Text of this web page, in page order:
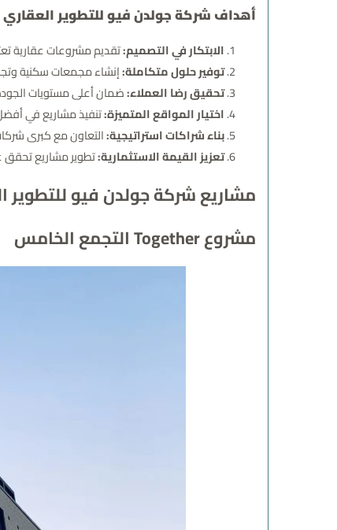
أهداف شركة جولدن فيو للتطوير العقاري
الابتكار في التصميم:تقديم مشروعات عقارية
توفير حلول متكاملة:إنشاء مجمعات سكنية
تحقيق رضا العملاء:ضمان أعلى مستويات الجودة
اختيار المواقع المتميزة:تنفيذ مشاريع في
بناء شراكات استراتيجية:التعاون مع كبرى
تعزيز القيمة الاستثمارية:تطوير مشاريع تحقق
مشاريع شركة جولدن فيو للتطوير
مشروع Together التجمع الخامس